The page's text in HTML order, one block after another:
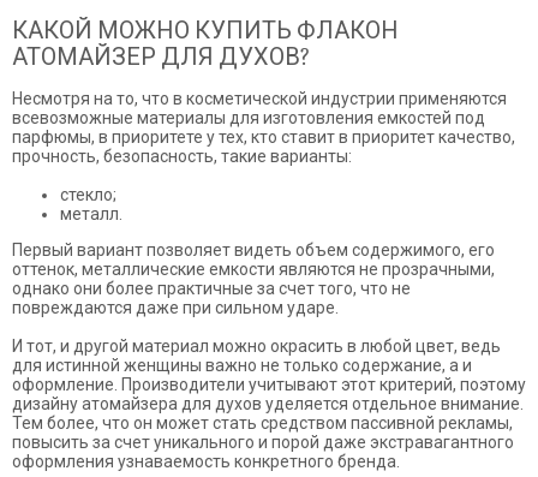
КАКОЙ МОЖНО КУПИТЬ ФЛАКОН
АТОМАЙЗЕР ДЛЯ ДУХОВ?
Несмотря на то, что в косметической индустрии применяются
всевозможные материалы для изготовления емкостей под
парфюмы, в приоритете у тех, кто ставит в приоритет качество,
прочность, безопасность, такие варианты:
стекло;
металл.
Первый вариант позволяет видеть объем содержимого, его
оттенок, металлические емкости являются не прозрачными,
однако они более практичные за счет того, что не
повреждаются даже при сильном ударе.
И тот, и другой материал можно окрасить в любой цвет, ведь
для истинной женщины важно не только содержание, а и
оформление. Производители учитывают этот критерий, поэтому
дизайну атомайзера для духов уделяется отдельное внимание.
Тем более, что он может стать средством пассивной рекламы,
повысить за счет уникального и порой даже экстравагантного
оформления узнаваемость конкретного бренда.